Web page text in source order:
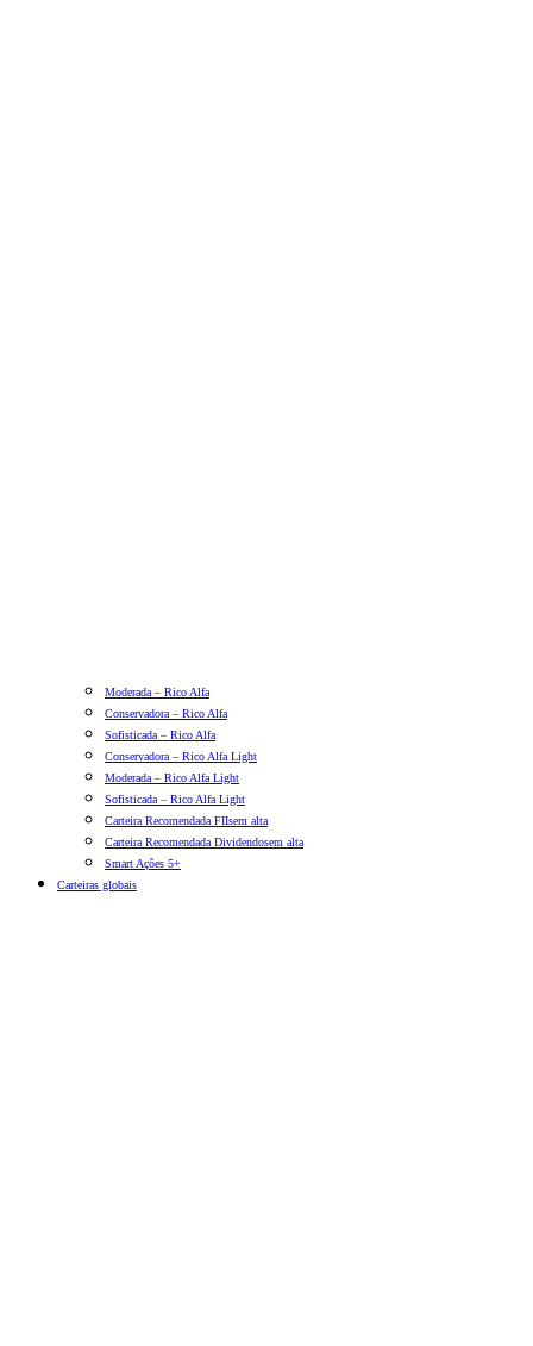
Moderada – Rico Alfa
Conservadora – Rico Alfa
Sofisticada – Rico Alfa
Conservadora – Rico Alfa Light
Moderada – Rico Alfa Light
Sofisticada – Rico Alfa Light
Carteira Recomendada FIIsem alta
Carteira Recomendada Dividendosem alta
Smart Ações 5+
Carteiras globais